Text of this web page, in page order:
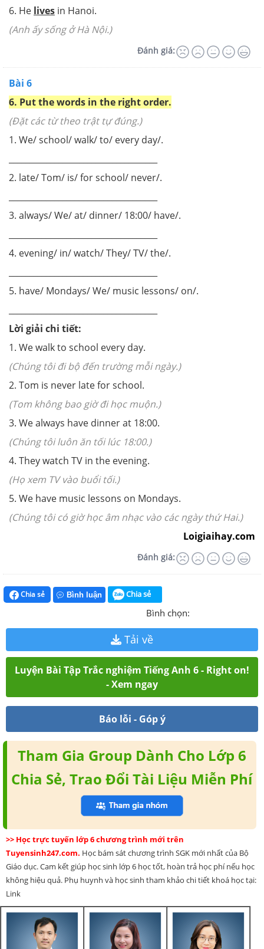
6. He lives in Hanoi.
(Anh ấy sống ở Hà Nội.)
Đánh giá:
Bài 6
6. Put the words in the right order.
(Đặt các từ theo trật tự đúng.)
1. We/ school/ walk/ to/ every day/.
2. late/ Tom/ is/ for school/ never/.
3. always/ We/ at/ dinner/ 18:00/ have/.
4. evening/ in/ watch/ They/ TV/ the/.
5. have/ Mondays/ We/ music lessons/ on/.
Lời giải chi tiết:
1. We walk to school every day.
(Chúng tôi đi bộ đến trường mỗi ngày.)
2. Tom is never late for school.
(Tom không bao giờ đi học muộn.)
3. We always have dinner at 18:00.
(Chúng tôi luôn ăn tối lúc 18:00.)
4. They watch TV in the evening.
(Họ xem TV vào buổi tối.)
5. We have music lessons on Mondays.
(Chúng tôi có giờ học âm nhạc vào các ngày thứ Hai.)
Loigiaihay.com
Đánh giá:
Chia sẻ Bình luận Chia sẻ
Bình chọn:
Tải về
Luyện Bài Tập Trắc nghiệm Tiếng Anh 6 - Right on!
- Xem ngay
Báo lỗi - Góp ý
Tham Gia Group Dành Cho Lớp 6
Chia Sẻ, Trao Đổi Tài Liệu Miễn Phí
>> Học trực tuyến lớp 6 chương trình mới trên
Tuyensinh247.com. Học bám sát chương trình SGK mới nhất của Bộ
Giáo dục. Cam kết giúp học sinh lớp 6 học tốt, hoàn trả học phí nếu học
không hiệu quả. Phụ huynh và học sinh tham khảo chi tiết khoá học tại:
Link